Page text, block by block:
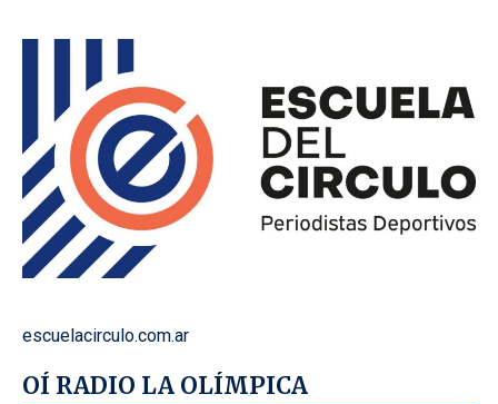
escuelacirculo.com.ar
OÍ RADIO LA OLÍMPICA